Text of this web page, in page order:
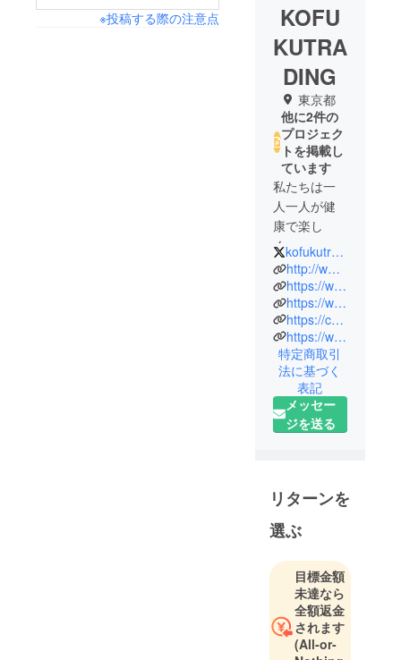
※投稿する際の注意点
KOFU
KUTRA
DING
東京都
他に2件の
プロジェク
トを掲載し
ています
私たちは一
人一人が健
康で楽し
く、
そしてより
豊かで幸福
な世界を追
求できるよ
うな社会を
目指しま
す。
同志は互い
に信頼・尊
に適応し、
現在に満足
する事なく
チャレンジ
し続けるこ
とで
経済・社会
の発展に貢
kofukutrading
http://www.kofukutrading.com
https://www.maxxta.com
https://www.microdia.com
https://cbdcanna.base.shop
https://www.rivabay.com
特定商取引
法に基づく
表記
メッセー
ジを送る
リターンを
選ぶ
目標金額
未達なら
全額返金
されます
(All-or-